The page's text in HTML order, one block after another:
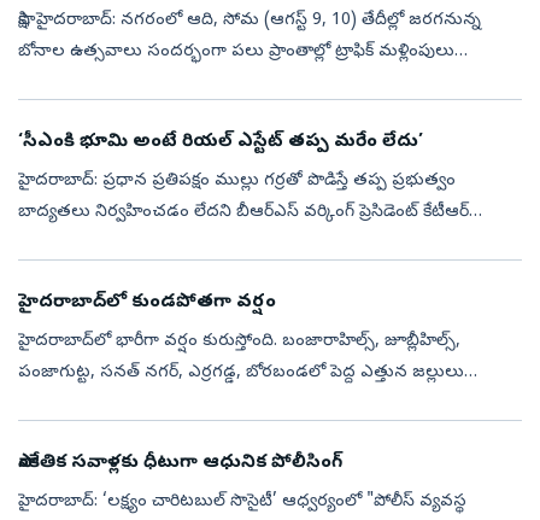
సాక్షి, హైదరాబాద్: నగరంలో ఆది, సోమ (ఆగస్ట్‌ 9, 10) తేదీల్లో జరగనున్న
బోనాల ఉత్సవాలు సందర్భంగా పలు ప్రాంతాల్లో ట్రాఫిక్ మళ్లింపులు
‘సీఎంకి భూమి అంటే రియల్‌ ఎస్టేట్‌ తప్ప మరేం లేదు’
హైదరాబాద్‌: ప్రధాన ప్రతిపక్షం ముల్లు గర్రతో పొడిస్తే తప్ప ప్రభుత్వం
బాద్యతలు నిర్వహించడం లేదని బీఆర్‌ఎస్‌ వర్కింగ్‌ ప్రెసిడెంట్‌ కేటీఆర్‌
హైదరాబాద్‌లో కుండపోతగా వర్షం
హైదరాబాద్‌లో భారీగా వర్షం కురుస్తోంది. బంజారాహిల్స్‌, జూబ్లీహిల్స్‌,
పంజాగుట్ట, సనత్‌ నగర్‌, ఎర్రగడ్డ, బోరబండలో పెద్ద ఎత్తున జల్లులు
సాంకేతిక సవాళ్లకు ధీటుగా ఆధునిక పోలీసింగ్‌
హైదరాబాద్: ‘లక్ష్యం చారిటబుల్ సొసైటీ’ ఆధ్వర్యంలో "పోలీస్ వ్యవస్థ